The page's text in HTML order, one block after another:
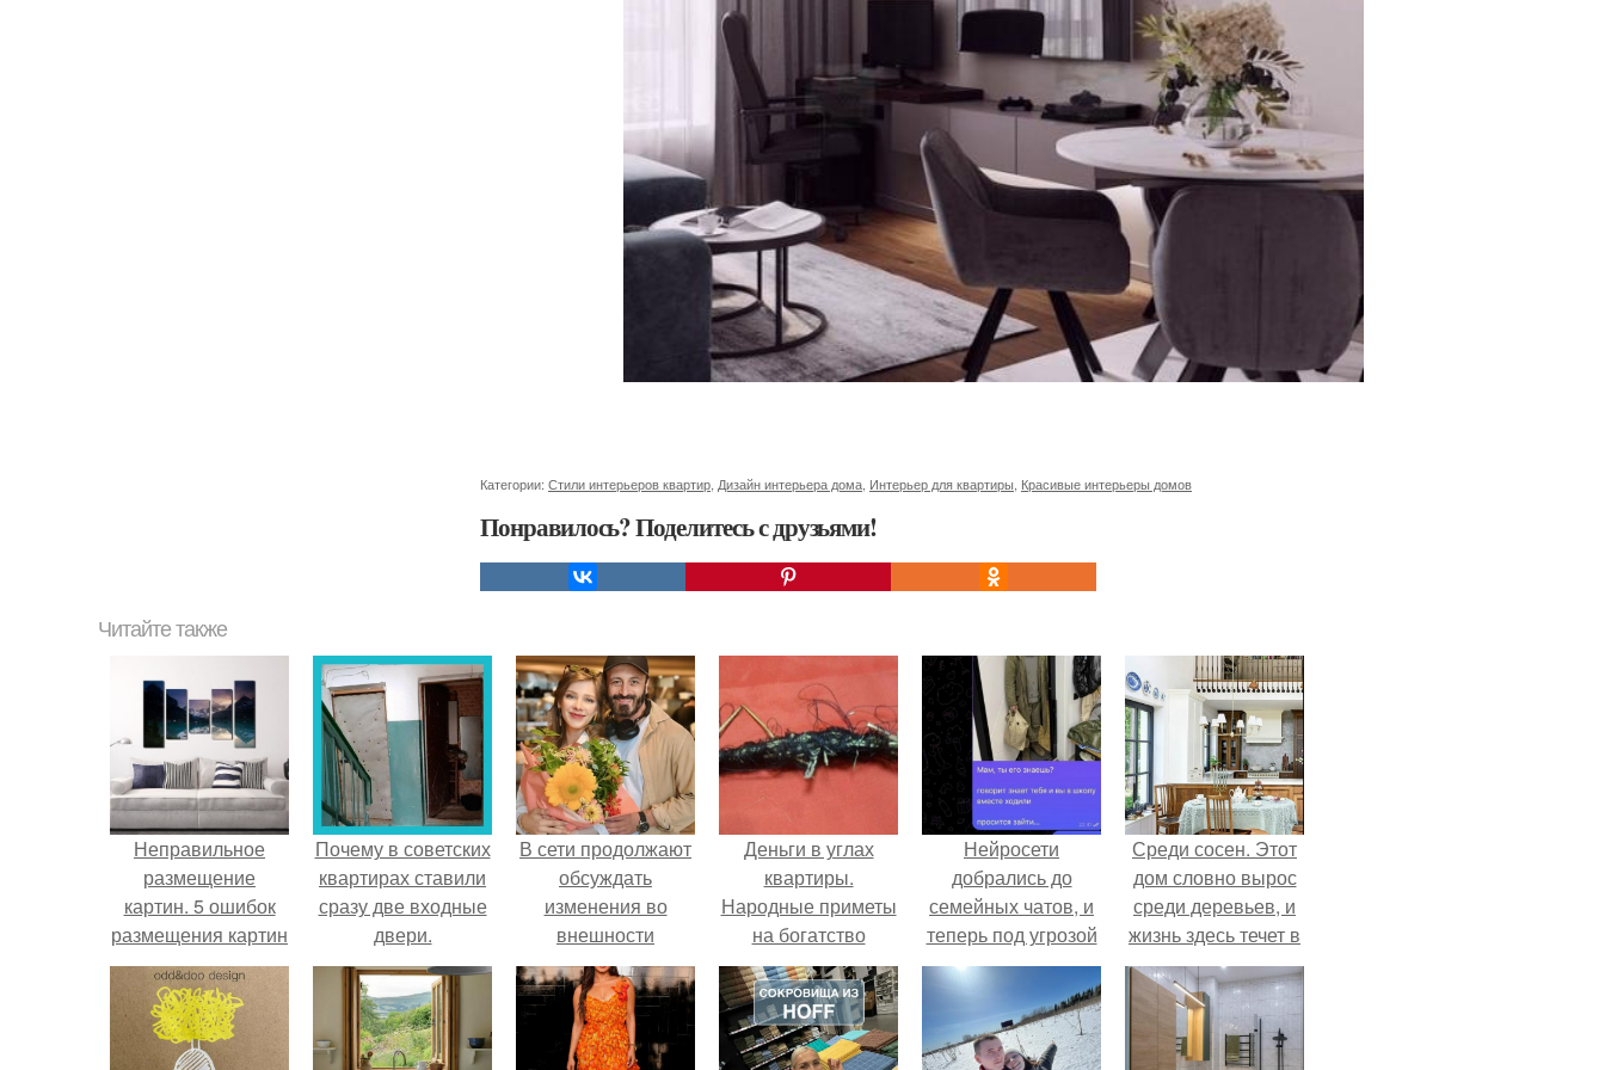
Категории: Стили интерьеров квартир, Дизайн интерьера дома, Интерьер для квартиры, Красивые интерьеры домов
Понравилось? Поделитесь с друзьями!
Читайте также
Неправильное
размещение
картин. 5 ошибок
размещения картин
на стенах
Почему в советских
квартирах ставили
сразу две входные
двери.
В сети продолжают
обсуждать
изменения во
внешности
актрисы.
Деньги в углах
квартиры.
Народные приметы
на богатство
Нейросети
добрались до
семейных чатов, и
теперь под угрозой
мамины нервы.
Среди сосен. Этот
дом словно вырос
среди деревьев, и
жизнь здесь течет в
собственном ритме
- спокойно, без
спешки и лишнего
шума.